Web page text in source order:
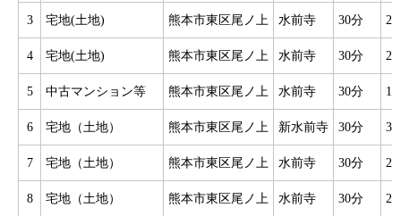
3 宅地(土地) 熊本市東区尾ノ上 水前寺 30分
4 宅地(土地) 熊本市東区尾ノ上 水前寺 30分
5 中古マンション等 熊本市東区尾ノ上 水前寺 30分
6 宅地（土地） 熊本市東区尾ノ上 新水前寺 30分
7 宅地（土地） 熊本市東区尾ノ上 水前寺 30分
8 宅地（土地） 熊本市東区尾ノ上 水前寺 30分